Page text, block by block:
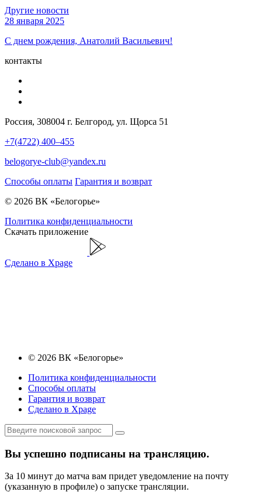
Другие новости
28 января 2025
С днем рождения, Анатолий Васильевич!
контакты
Россия, 308004 г. Белгород, ул. Щорса 51
+7(4722) 400–455
belogorye-club@yandex.ru
Способы оплаты Гарантия и возврат
© 2026 ВК «Белогорье»
Политика конфиденциальности
Скачать приложение
Сделано в Xpage
© 2026 ВК «Белогорье»
Политика конфиденциальности
Способы оплаты
Гарантия и возврат
Сделано в Xpage
Вы успешно подписаны на трансляцию.
За 10 минут до матча вам придет уведомление на почту
(указанную в профиле) о запуске трансляции.